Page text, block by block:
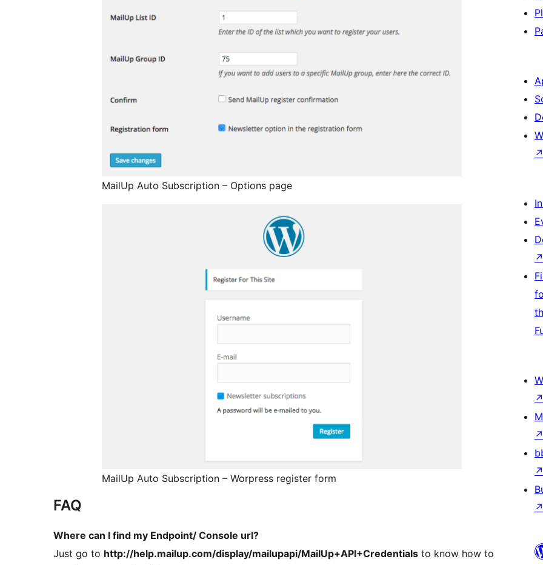
MailUp Auto Subscription – Options page
MailUp Auto Subscription – Worpress register form
FAQ
Where can I find my Endpoint/ Console url?
Just go to http://help.mailup.com/display/mailupapi/MailUp+API+Credentials to know how to
↗
↗
↗
↗
↗
↗